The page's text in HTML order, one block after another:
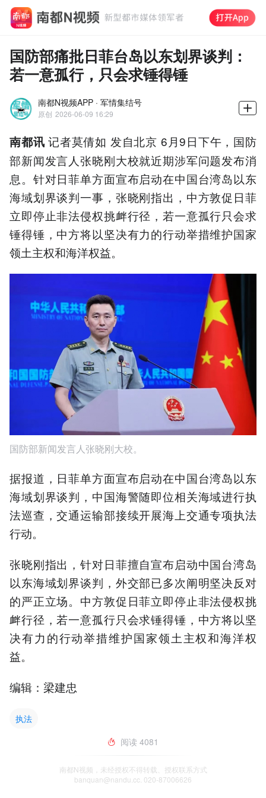
国防部痛批日菲台岛以东划界谈判：
若一意孤行，只会求锤得锤
南都N视频APP · 军情集结号
原创 2026-06-09 16:29
南都讯记者莫倩如 发自北京 6月9日下午，国防
部新闻发言人张晓刚大校就近期涉军问题发布消
息。针对日菲单方面宣布启动在中国台湾岛以东
海域划界谈判一事，张晓刚指出，中方敦促日菲
立即停止非法侵权挑衅行径，若一意孤行只会求
锤得锤，中方将以坚决有力的行动举措维护国家
领土主权和海洋权益。
国防部新闻发言人张晓刚大校。
据报道，日菲单方面宣布启动在中国台湾岛以东
海域划界谈判，中国海警随即位相关海域进行执
法巡查，交通运输部接续开展海上交通专项执法
行动。
张晓刚指出，针对日菲擅自宣布启动中国台湾岛
以东海域划界谈判，外交部已多次阐明坚决反对
的严正立场。中方敦促日菲立即停止非法侵权挑
衅行径，若一意孤行只会求锤得锤，中方将以坚
决有力的行动举措维护国家领土主权和海洋权
益。
编辑：梁建忠
执法
阅读 4081
南都N视频，未经授权不得转载、授权联系方式
banquan@nandu.cc. 020-87006626